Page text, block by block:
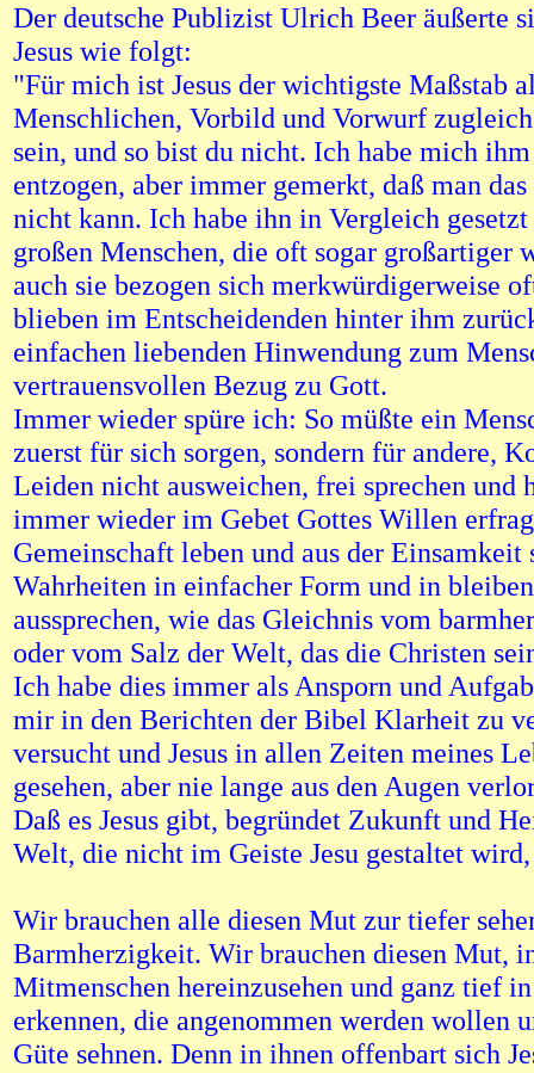
Der deutsche Publizist Ulrich Beer äußerte
Jesus wie folgt:
"Für mich ist Jesus der wichtigste Maßstab
Menschlichen, Vorbild und Vorwurf
sein, und so bist du nicht. Ich habe mich
entzogen, aber immer gemerkt, daß man
nicht kann. Ich habe ihn in Vergleich gesetzt
großen Menschen, die oft sogar großartiger
auch sie bezogen sich merkwürdigerweise
blieben im Entscheidenden hinter ihm
einfachen liebenden Hinwendung zum
vertrauensvollen Bezug zu Gott.
Immer wieder spüre ich: So müßte ein
zuerst für sich sorgen, sondern für andere,
Leiden nicht ausweichen, frei sprechen und
immer wieder im Gebet Gottes Willen
Gemeinschaft leben und aus der Einsamkeit
Wahrheiten in einfacher Form und in
aussprechen, wie das Gleichnis vom
oder vom Salz der Welt, das die Christen
Ich habe dies immer als Ansporn und
mir in den Berichten der Bibel Klarheit zu
versucht und Jesus in allen Zeiten meines
gesehen, aber nie lange aus den Augen
Daß es Jesus gibt, begründet Zukunft und
Welt, die nicht im Geiste Jesu gestaltet
Wir brauchen alle diesen Mut zur tiefer
Barmherzigkeit. Wir brauchen diesen Mut,
Mitmenschen hereinzusehen und ganz tief
erkennen, die angenommen werden wollen
Güte sehnen. Denn in ihnen offenbart sich